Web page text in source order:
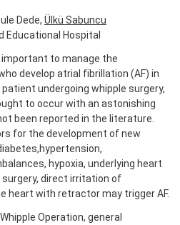
Dede, Ülkü Sabuncu
Educational Hospital
to manage the
develop atrial fibrillation (AF) in
undergoing whipple surgery,
to occur with an astonishing
been reported in the literature.
for the development of new
hypoxia, underlying heart
direct irritation of
heart with retractor may trigger AF.
Operation, general